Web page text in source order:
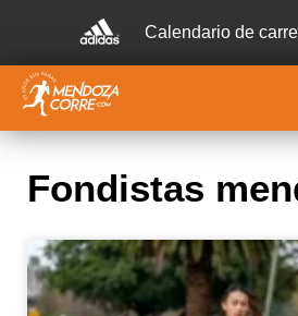
Calendario de
Fondistas